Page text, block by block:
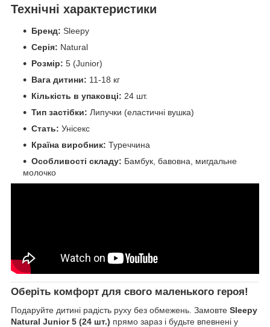
Технічні характеристики
Бренд: Sleepy
Серія: Natural
Розмір: 5 (Junior)
Вага дитини: 11-18 кг
Кількість в упаковці: 24 шт.
Тип застібки: Липучки (еластичні вушка)
Стать: Унісекс
Країна виробник: Туреччина
Особливості складу: Бамбук, бавовна, мигдальне
молочко
Оберіть комфорт для свого маленького героя!
Подаруйте дитині радість руху без обмежень. Замовте Sleepy
Natural Junior 5 (24 шт.) прямо зараз і будьте впевнені у